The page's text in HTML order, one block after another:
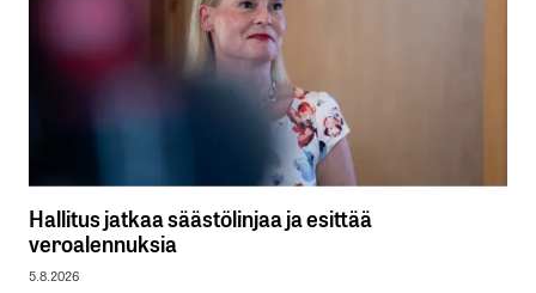
Hallitus jatkaa säästölinjaa ja esittää
veroalennuksia
5.8.2026